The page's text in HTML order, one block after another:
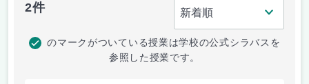
2件
のマークがついている授業は学校の公式シラバスを
参照した授業です。